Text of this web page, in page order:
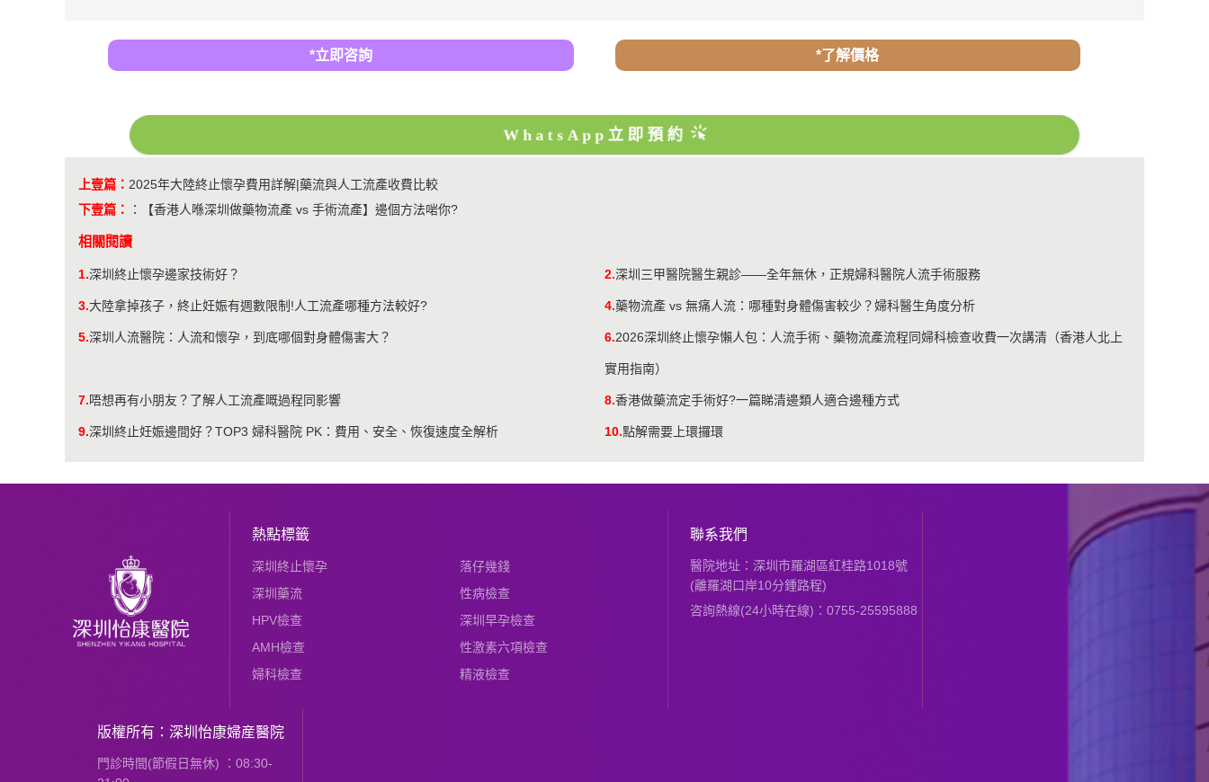
*立即咨詢 *了解價格
WhatsApp立即預約
上壹篇： 2025年大陸終止懷孕費用詳解|藥流與人工流產收費比較
下壹篇：
： 【香港人喺深圳做藥物流產 vs 手術流產】邊個方法啱你?
相關閱讀
1.深圳終止懷孕邊家技術好？ 2.深圳三甲醫院醫生親診——全年無休，正規婦科醫院人流手術服務
3.大陸拿掉孩子，終止妊娠有週數限制!人工流產哪種方法較好? 4.藥物流產 vs 無痛人流：哪種對身體傷害較少？婦科醫生角度分析
5.​深圳人流醫院：人流和懷孕，到底哪個對身體傷害大？ 6.2026深圳終止懷孕懶人包：人流手術、藥物流產流程同婦科檢查收費一次講清（香港人北上
實用指南）
7.唔想再有小朋友？了解人工流產嘅過程同影響 8.香港做藥流定手術好?一篇睇清邊類人適合邊種方式
9.深圳終止妊娠邊間好？TOP3 婦科醫院 PK：費用、安全、恢復速度全解析 10.點解需要上環攞環
熱點標籤
深圳終止懷孕
落仔幾錢
深圳藥流
性病檢查
HPV檢查
深圳早孕檢查
AMH檢查
性激素六項檢查
婦科檢查
精液檢查
聯系我們
醫院地址：深圳市羅湖區紅桂路1018號
(離羅湖口岸10分鍾路程)
咨詢熱線(24小時在線)：0755-25595888
版權所有：深圳怡康婦産醫院
門診時間(節假日無休) ：08:30-